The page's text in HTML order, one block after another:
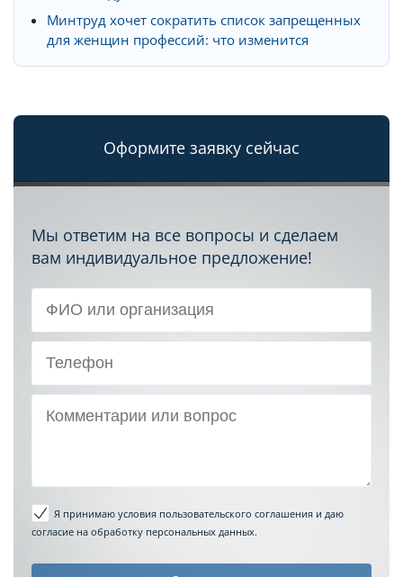
Минтруд хочет сократить список запрещенных
для женщин профессий: что изменится
Оформите заявку сейчас
Мы ответим на все вопросы и сделаем
вам индивидуальное предложение!
Я принимаю условия пользовательского соглашения и даю
согласие на обработку персональных данных.